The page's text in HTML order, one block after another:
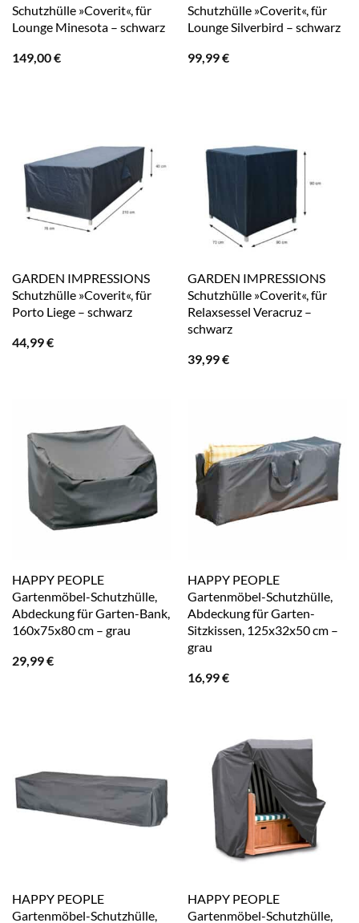
Schutzhülle »Coverit«, für
Lounge Minesota – schwarz
149,00€
Schutzhülle »Coverit«, für
Lounge Silverbird – schwarz
99,99€
GARDEN IMPRESSIONS
Schutzhülle »Coverit«, für
Porto Liege – schwarz
44,99€
GARDEN IMPRESSIONS
Schutzhülle »Coverit«, für
Relaxsessel Veracruz –
schwarz
39,99€
HAPPY PEOPLE
Gartenmöbel-Schutzhülle,
Abdeckung für Garten-Bank,
160x75x80 cm – grau
29,99€
HAPPY PEOPLE
Gartenmöbel-Schutzhülle,
Abdeckung für Garten-
Sitzkissen, 125x32x50 cm –
grau
16,99€
HAPPY PEOPLE
Gartenmöbel-Schutzhülle,
HAPPY PEOPLE
Gartenmöbel-Schutzhülle,